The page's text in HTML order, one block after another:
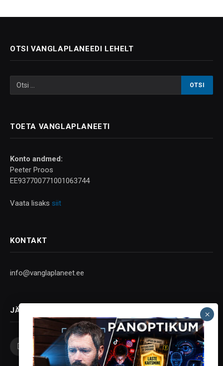
OTSI VANGLAPLANEEDI LEHELT
TOETA VANGLAPLANEETI
Konto andmed:
Peeter Proos
EE937700771001063744
Vaata lisaks siit
KONTAKT
info@vanglaplaneet.ee
JÄLGI SOTSIAALMEEDIAS
Facebook
X
(Twitter)
InstagramYouTubeTelegram